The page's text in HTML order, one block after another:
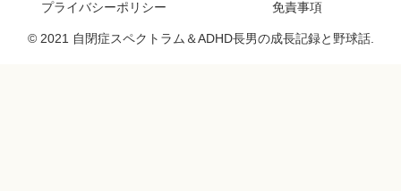
プライバシーポリシー
免責事項
© 2021 自閉症スペクトラム＆ADHD長男の成長記録と野球話.